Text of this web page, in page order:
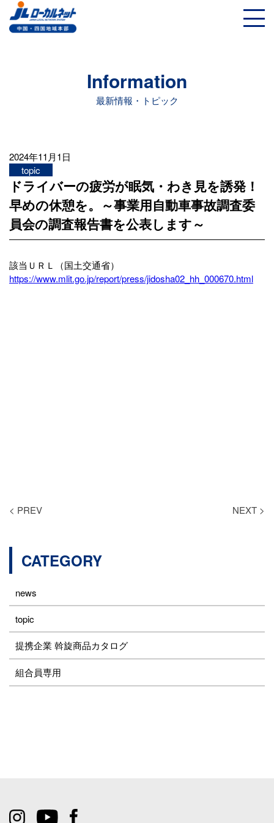
Information
最新情報・トピック
2024年11月1日
topic
ドライバーの疲労が眠気・わき見を誘発！
早めの休憩を。～事業用自動車事故調査委
員会の調査報告書を公表します～
該当ＵＲＬ（国土交通省）
https://www.mlit.go.jp/report/press/jidosha02_hh_000670.html
< PREV NEXT >
CATEGORY
news
topic
提携企業 斡旋商品カタログ
組合員専用